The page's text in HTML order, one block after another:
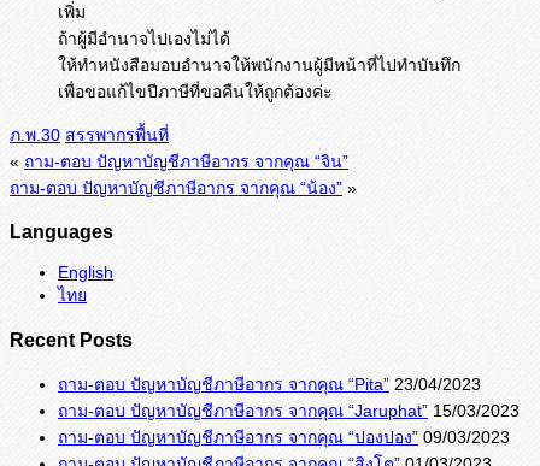
เพิ่ม
ถ้าผู้มีอำนาจไปเองไม่ได้
ให้ทำหนังสือมอบอำนาจให้พนักงานผู้มีหน้าที่ไปทำบันทึก
เพื่อขอแก้ไขปีภาษีที่ขอคืนให้ถูกต้องค่ะ
ภ.พ.30 สรรพากรพื้นที่
« ถาม-ตอบ ปัญหาบัญชีภาษีอากร จากคุณ “จิน”
ถาม-ตอบ ปัญหาบัญชีภาษีอากร จากคุณ “น้อง” »
Languages
English
ไทย
Recent Posts
ถาม-ตอบ ปัญหาบัญชีภาษีอากร จากคุณ “Pita” 23/04/2023
ถาม-ตอบ ปัญหาบัญชีภาษีอากร จากคุณ “Jaruphat” 15/03/2023
ถาม-ตอบ ปัญหาบัญชีภาษีอากร จากคุณ “ปองปอง” 09/03/2023